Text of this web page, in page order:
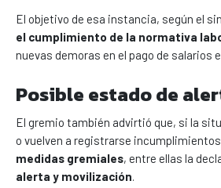
El objetivo de esa instancia, según el
el cumplimiento de la normativa
nuevas demoras en el pago de salarios
Posible estado de
El gremio también advirtió que, si la
o vuelven a registrarse
medidas gremiales, entre ellas la
alerta y movilización